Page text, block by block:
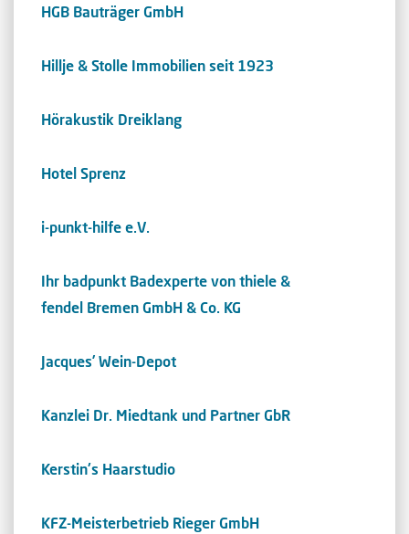
HGB Bauträger GmbH
Hillje & Stolle Immobilien seit 1923
Hörakustik Dreiklang
Hotel Sprenz
i-punkt-hilfe e.V.
Ihr badpunkt Badexperte von thiele &
fendel Bremen GmbH & Co. KG
Jacques’ Wein-Depot
Kanzlei Dr. Miedtank und Partner GbR
Kerstin's Haarstudio
KFZ-Meisterbetrieb Rieger GmbH